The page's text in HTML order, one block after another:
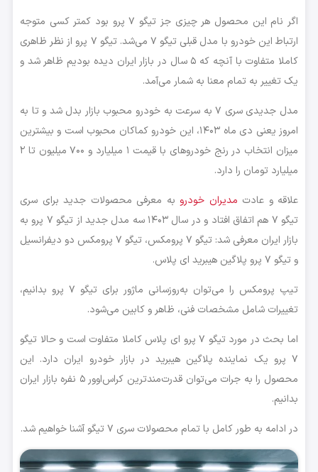
اگر نام این محصول هر چیزی جز تیگو ۷ پرو بود کمتر کسی متوجه
ارتباط این خودرو با مدل قبلی تیگو ۷ می‌شد. تیگو ۷ پرو از نظر ظاهری
کاملا متفاوت با آنچه که ۵ سال در بازار ایران دیده بودیم ظاهر شد و
یک تغییر به تمام معنا به شمار می‌آمد.
مدل جدیدی سری ۷ به سرعت به خودرو محبوب بازار بدل شد و تا به
امروز یعنی دی ماه ۱۴۰۳، این خودرو کماکان محبوب است و بیشترین
میزان انتخاب در رنج خودروهای با قیمت ۱ میلیارد و ۷۰۰ میلیون تا ۲
میلیارد تومان را دارد.
علاقه‌ و عادت مدیران خودرو به معرفی محصولات جدید برای سری
تیگو ۷ هم اتفاق افتاد و در سال ۱۴۰۳ سه مدل جدید از تیگو ۷ پرو به
بازار ایران معرفی شد: تیگو ۷ پرومکس، تیگو ۷ پرومکس دو دیفرانسیل
و تیگو ۷ پرو پلاگین هیبرید ای پلاس.
تیپ پرومکس را می‌توان به‌روزسانی ماژور برای تیگو ۷ پرو بدانیم،
تغییرات شامل مشخصات فنی، ظاهر و کابین می‌شود.
اما بحث در مورد تیگو ۷ پرو ای پلاس کاملا متفاوت است و حالا تیگو
۷ پرو یک نماینده پلاگین هیبرید در بازار خودرو ایران دارد. این
محصول را به جرات می‌توان قدرت‌مندترین کراس‌اوور ۵ نفره بازار ایران
بدانیم.
در ادامه به طور کامل با تمام محصولات سری ۷ تیگو آشنا خواهیم شد.